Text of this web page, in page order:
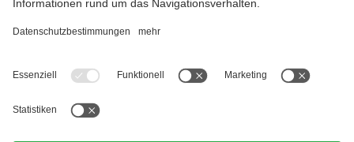
Trotz genauer Arbeit und ständigem Aktualisieren der Inhalte, können
Ort über die aktuellen Bedingungen.
Idyllisch und ruhig gelegen: die Bauernhöfe von St. Martin in